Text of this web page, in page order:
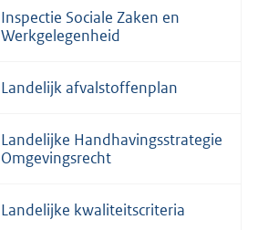
Inspectie Sociale Zaken en
Werkgelegenheid
Landelijk afvalstoffenplan
Landelijke Handhavingsstrategie
Omgevingsrecht
Landelijke kwaliteitscriteria